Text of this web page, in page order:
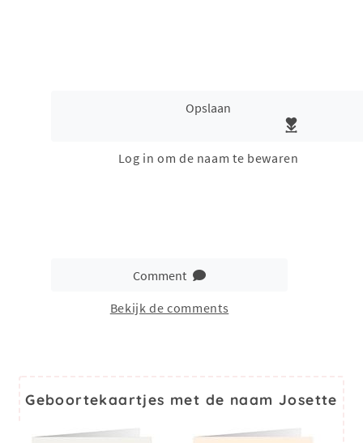
Opslaan
Log in om de naam te bewaren
Comment
Bekijk de comments
Geboortekaartjes met de naam Josette